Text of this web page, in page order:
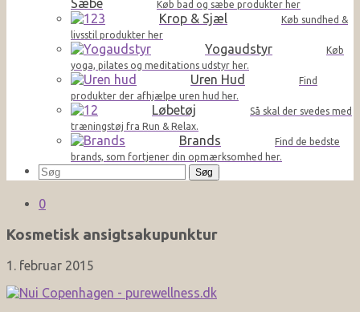
Sæbe
Køb bad og sæbe produkter her
Krop & Sjæl
Køb sundhed &
livsstil produkter her
Yogaudstyr
Køb
yoga, pilates og meditations udstyr her.
Uren Hud
Find
produkter der afhjælpe uren hud her.
Løbetøj
Så skal der svedes med
træningstøj fra Run & Relax.
Brands
Find de bedste
brands, som fortjener din opmærksomhed her.
Søg
efter:
0
Kosmetisk ansigtsakupunktur
1. februar 2015